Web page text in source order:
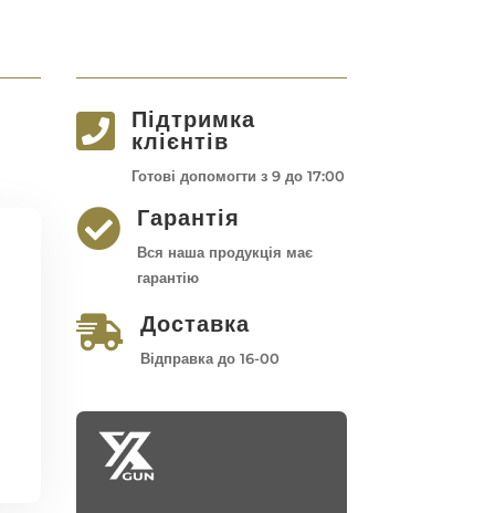

Підтримка
клієнтів
Готові допомогти з 9 до 17:00
 Гарантія
Вся наша продукція має
гарантію
 Доставка
Відправка до 16-00